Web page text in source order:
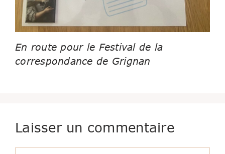
En route pour le Festival de la
correspondance de Grignan
Laisser un commentaire